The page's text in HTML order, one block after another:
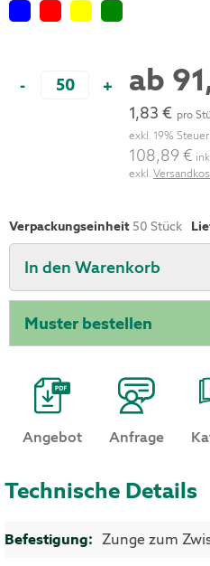
- + ab
1,83 € pro
exkl. 19%
108,89 €
exkl.
Verpackungseinheit 50 Stück
In den Warenkorb
Muster bestellen
Angebot Anfrage
Technische Details
Mehr InformationenZunge zum